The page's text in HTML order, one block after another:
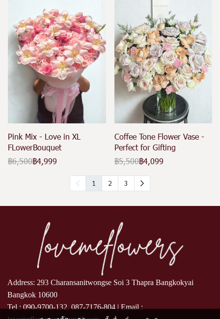
Pink Mix - Love in XL
FLowerBouquet
฿6,500฿4,999
Coffee Tone Flower Vase -
Perfect for Gifting
฿5,500฿4,099
1 2 3
Address: 293 Charansanitwongse Soi 3 Thapra Bangkokyai
Bangkok 10600
Tel :090-9700-132,087-7176-804| Email :